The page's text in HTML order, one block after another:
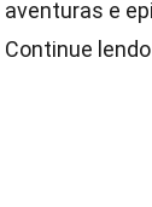
aventuras e
Continue